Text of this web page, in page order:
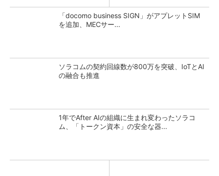
「docomo business SIGN」がアプレットSIM
を追加、MECサー...
ソラコムの契約回線数が800万を突破、IoTとAI
の融合も推進
1年でAfter AIの組織に生まれ変わったソラコ
ム、「トークン資本」の安全な器...